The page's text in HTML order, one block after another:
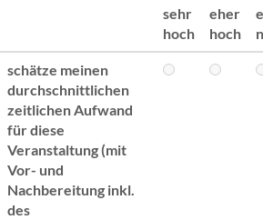
sehr
hoch
eher
hoch
schätze meinen
durchschnittlichen
zeitlichen Aufwand
für diese
Veranstaltung (mit
Vor- und
Nachbereitung inkl.
des